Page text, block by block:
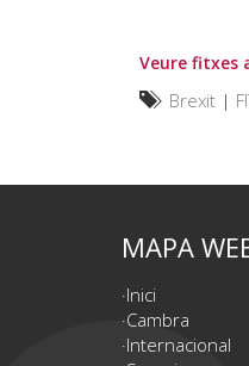
Veure fitxes
Brexit |
MAPA
Inici
Cambra
Internacional